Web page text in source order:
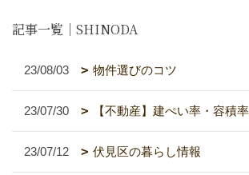
記事一覧｜SHINODA
23/08/03 物件選びのコツ
23/07/30 【不動産】建ぺい率・容積
23/07/12 伏見区の暮らし情報